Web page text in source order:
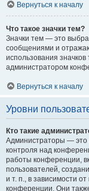
Вернуться к началу
Что такое значки тем?
Значки тем — это
сообщениями и
использования
администратором
Вернуться к началу
Уровни
Кто такие
Администраторы — это
контроля над
работы конференции,
пользователей,
и т. п., в зависимости
конференции. Они